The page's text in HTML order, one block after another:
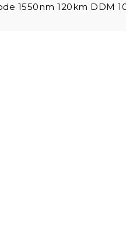
1550nm 120km DDM